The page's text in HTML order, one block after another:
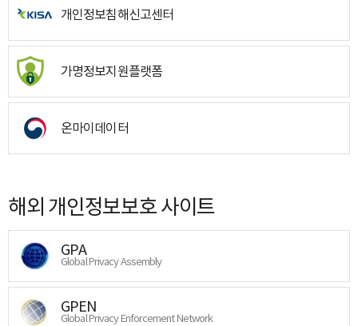
개인정보침해신고센터
가명정보지원플랫폼
온마이데이터
해외 개인정보보호 사이트
GPA
Global Privacy Assembly
GPEN
Global Privacy Enforcement Network